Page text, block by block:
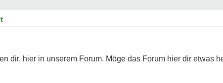
dir, hier in unserem Forum. Möge das Forum hier dir etwas